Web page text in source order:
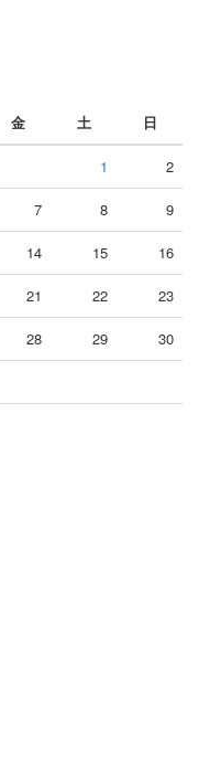
金 土 日
1 2
7 8 9
14 15 16
21 22 23
28 29 30